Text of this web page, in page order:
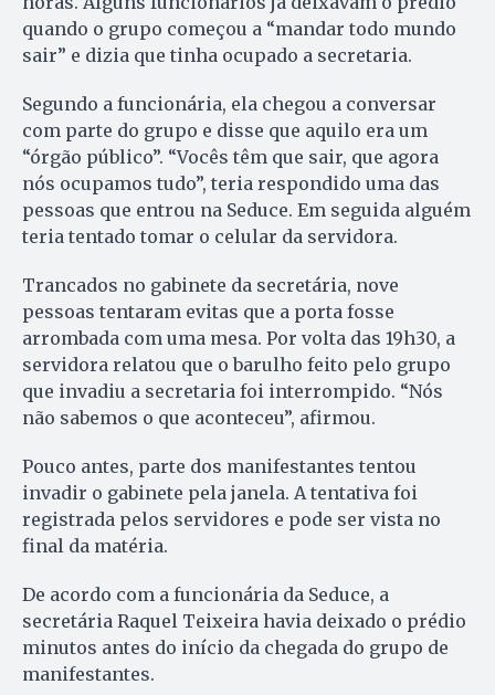
quando o grupo começou a “mandar todo mundo
sair” e dizia que tinha ocupado a secretaria.
Segundo a funcionária, ela chegou a conversar
com parte do grupo e disse que aquilo era um
“órgão público”. “Vocês têm que sair, que agora
nós ocupamos tudo”, teria respondido uma das
pessoas que entrou na Seduce. Em seguida alguém
teria tentado tomar o celular da servidora.
Trancados no gabinete da secretária, nove
pessoas tentaram evitas que a porta fosse
arrombada com uma mesa. Por volta das 19h30, a
servidora relatou que o barulho feito pelo grupo
que invadiu a secretaria foi interrompido. “Nós
não sabemos o que aconteceu”, afirmou.
Pouco antes, parte dos manifestantes tentou
invadir o gabinete pela janela. A tentativa foi
registrada pelos servidores e pode ser vista no
final da matéria.
De acordo com a funcionária da Seduce, a
secretária Raquel Teixeira havia deixado o prédio
minutos antes do início da chegada do grupo de
manifestantes.